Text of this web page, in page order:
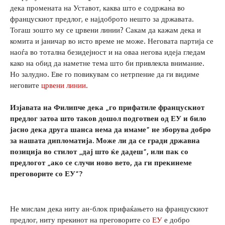
дека промената на Уставот, каква што е содржана во
францускиот предлог, е најдоброто нешто за државата.
Тогаш зошто му се црвени линии? Сакам да кажам дека и
комита и јаничар во исто време не може. Неговата партија се
наоѓа во тотална безидејност и на оваа негова идеја гледам
како на обид да наметне тема што би привлекла внимание.
Но залудно. Еве го повикувам со нетрпение да ги видиме
неговите црвени линии.
Изјавата на Филипче дека „го прифатиле францускиот
предлог затоа што таков дошол подготвен од ЕУ и било
јасно дека друга шанса нема да имаме“ не зборува добро
за нашата дипломатија. Може ли да се гради државна
позиција во стилот „дај што ќе дадеш“, или пак со
предлогот „ако се случи ново вето, да ги прекинеме
преговорите со ЕУ“?
Не мислам дека ниту ан-блок прифаќањето на францускиот
предлог, ниту прекинот на преговорите со ЕУ е добро